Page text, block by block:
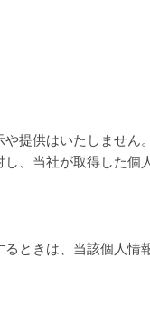
提供はいたしません。
、当社が取得した個
ときは、当該個人情